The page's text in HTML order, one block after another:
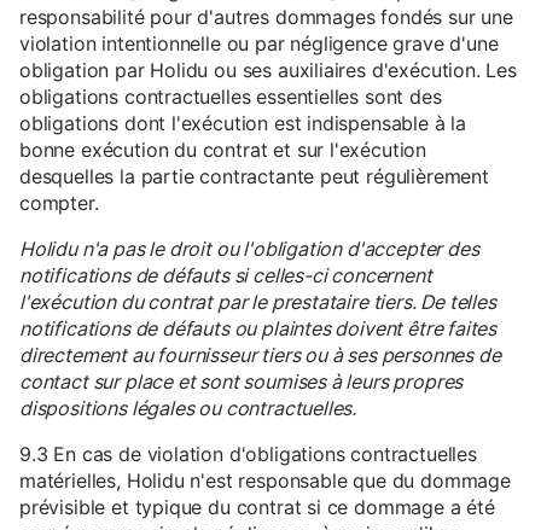
responsabilité pour d'autres dommages fondés sur une
violation intentionnelle ou par négligence grave d'une
obligation par Holidu ou ses auxiliaires d'exécution. Les
obligations contractuelles essentielles sont des
obligations dont l'exécution est indispensable à la
bonne exécution du contrat et sur l'exécution
desquelles la partie contractante peut régulièrement
compter.
Holidu n'a pas le droit ou l'obligation d'accepter des
notifications de défauts si celles-ci concernent
l'exécution du contrat par le prestataire tiers. De telles
notifications de défauts ou plaintes doivent être faites
directement au fournisseur tiers ou à ses personnes de
contact sur place et sont soumises à leurs propres
dispositions légales ou contractuelles.
9.3 En cas de violation d'obligations contractuelles
matérielles, Holidu n'est responsable que du dommage
prévisible et typique du contrat si ce dommage a été